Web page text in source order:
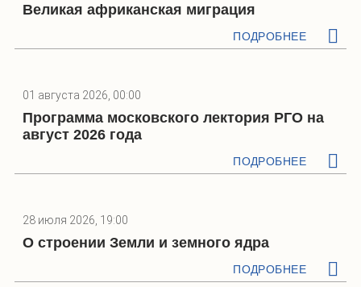
Великая африканская миграция
ПОДРОБНЕЕ
01 августа 2026, 00:00
Программа московского лектория РГО на
август 2026 года
ПОДРОБНЕЕ
28 июля 2026, 19:00
О строении Земли и земного ядра
ПОДРОБНЕЕ